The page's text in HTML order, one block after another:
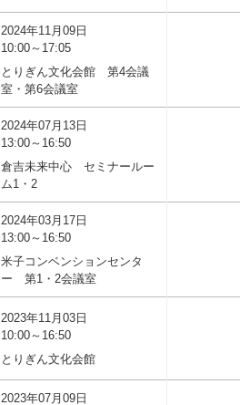
2024年11月09日
10:00～17:05
とりぎん文化会館 第4会議
室・第6会議室
2024年07月13日
13:00～16:50
倉吉未来中心 セミナールー
ム1・2
2024年03月17日
13:00～16:50
米子コンベンションセンタ
ー 第1・2会議室
2023年11月03日
10:00～16:50
とりぎん文化会館
2023年07月09日